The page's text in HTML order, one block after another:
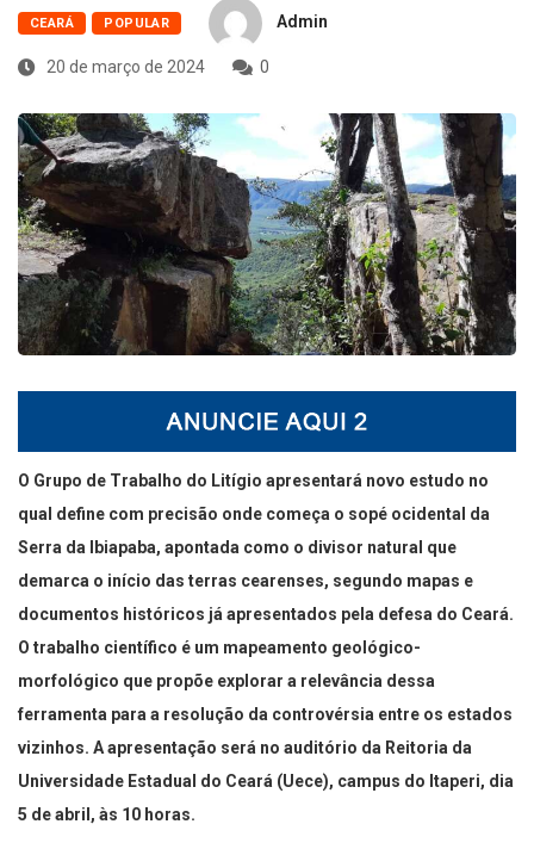
CEARÁ POPULAR Admin
20 de março de 2024 0
O Grupo de Trabalho do Litígio apresentará novo estudo no
qual define com precisão onde começa o sopé ocidental da
Serra da Ibiapaba, apontada como o divisor natural que
demarca o início das terras cearenses, segundo mapas e
documentos históricos já apresentados pela defesa do Ceará.
O trabalho científico é um mapeamento geológico-
morfológico que propõe explorar a relevância dessa
ferramenta para a resolução da controvérsia entre os estados
vizinhos. A apresentação será no auditório da Reitoria da
Universidade Estadual do Ceará (Uece), campus do Itaperi, dia
5 de abril, às 10 horas.